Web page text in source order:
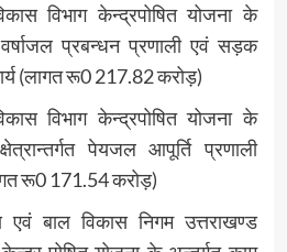
विभाग केन्द्रपोषित योजना के
वर्षाजल प्रबन्धन प्रणाली एवं सड़क
(लागत रू0 217.82 करोड़)
विभाग केन्द्रपोषित योजना के
पेयजल आपूर्ति प्रणाली
रू0 171.54 करोड़)
बाल विकास निगम उत्तराखण्ड